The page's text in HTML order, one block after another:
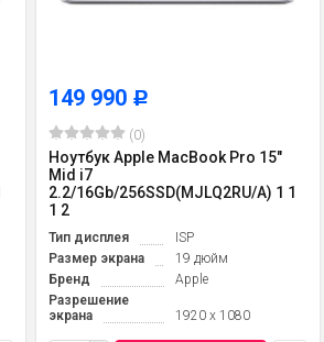
149 990 Р
(0)
Ноутбук Apple MacBook Pro 15"
Mid i7
2.2/16Gb/256SSD(MJLQ2RU/A) 1 1
1 2
Тип дисплея
ISP
Размер экрана
19 дюйм
Бренд
Apple
Разрешение
экрана
1920 x 1080